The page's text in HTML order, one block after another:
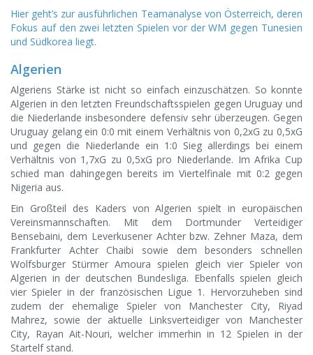
Hier geht’s zur ausführlichen Teamanalyse von Österreich, deren
Fokus auf den zwei letzten Spielen vor der WM gegen Tunesien
und Südkorea liegt.
Algerien
Algeriens Stärke ist nicht so einfach einzuschätzen. So konnte
Algerien in den letzten Freundschaftsspielen gegen Uruguay und
die Niederlande insbesondere defensiv sehr überzeugen. Gegen
Uruguay gelang ein 0:0 mit einem Verhältnis von 0,2xG zu 0,5xG
und gegen die Niederlande ein 1:0 Sieg allerdings bei einem
Verhältnis von 1,7xG zu 0,5xG pro Niederlande. Im Afrika Cup
schied man dahingegen bereits im Viertelfinale mit 0:2 gegen
Nigeria aus.
Ein Großteil des Kaders von Algerien spielt in europäischen
Vereinsmannschaften. Mit dem Dortmunder Verteidiger
Bensebaini, dem Leverkusener Achter bzw. Zehner Maza, dem
Frankfurter Achter Chaibi sowie dem besonders schnellen
Wolfsburger Stürmer Amoura spielen gleich vier Spieler von
Algerien in der deutschen Bundesliga. Ebenfalls spielen gleich
vier Spieler in der französischen Ligue 1. Hervorzuheben sind
zudem der ehemalige Spieler von Manchester City, Riyad
Mahrez, sowie der aktuelle Linksverteidiger von Manchester
City, Rayan Ait-Nouri, welcher immerhin in 12 Spielen in der
Startelf stand.